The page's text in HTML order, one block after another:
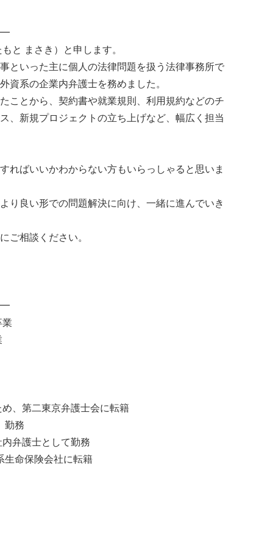
と まさき）と申します。
といった主に個人の法律問題を扱う法律事務所で
資系の企業内弁護士を務めました。
ことから、契約書や就業規則、利用規約などのチ
、新規プロジェクトの立ち上げなど、幅広く担当
ればいいかわからない方もいらっしゃると思いま
り良い形での問題解決に向け、一緒に進んでいき
ご相談ください。
、第二東京弁護士会に転籍
勤務
弁護士として勤務
命保険会社に転籍